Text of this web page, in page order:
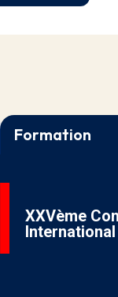
Formation
XXVème
International